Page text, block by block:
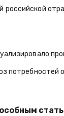
российской